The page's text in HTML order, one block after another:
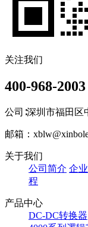
关注我们
400-968-2003
公司∶深圳市福田区
邮箱：
关于我们
公司简介 企
程
产品中心
DC-DC转换器